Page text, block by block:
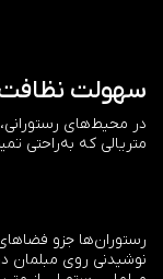
سهولت
در محیط‌های رستورانی،
متریالی که به‌راحتی
رستوران‌ها جزو
نوشیدنی روی مبلمان